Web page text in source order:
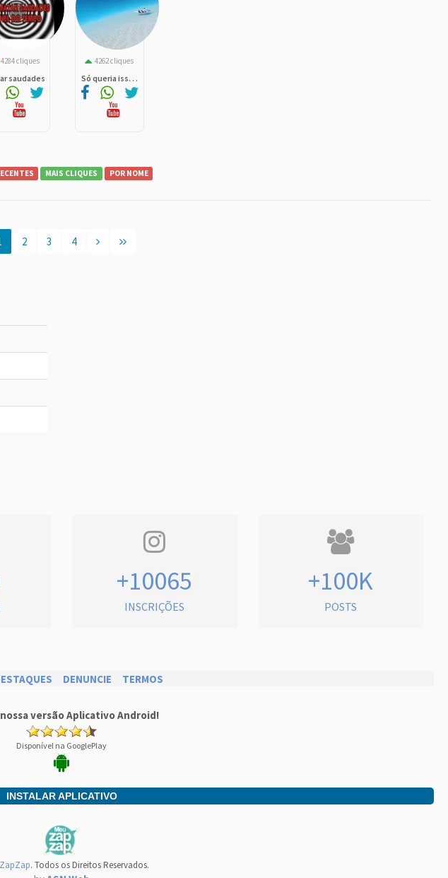
4284 cliques
saudades
4262 cliques
Só queria iss. . .
MAIS CLIQUES POR NOME
2 3 4
+10065
INSCRIÇÕES
+100K
POSTS
DENUNCIE TERMOS
versão Aplicativo Android!
Disponível na GooglePlay
INSTALAR APLICATIVO
. Todos os Direitos Reservados.